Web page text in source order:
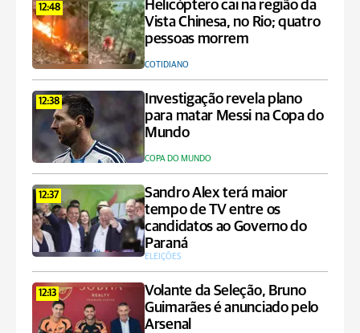
12:48
Helicóptero cai na região da
Vista Chinesa, no Rio; quatro
pessoas morrem
COTIDIANO
12:38
Investigação revela plano
para matar Messi na Copa do
Mundo
COPA DO MUNDO
12:37
Sandro Alex terá maior
tempo de TV entre os
candidatos ao Governo do
Paraná
ELEIÇÕES
12:13
Volante da Seleção, Bruno
Guimarães é anunciado pelo
Arsenal